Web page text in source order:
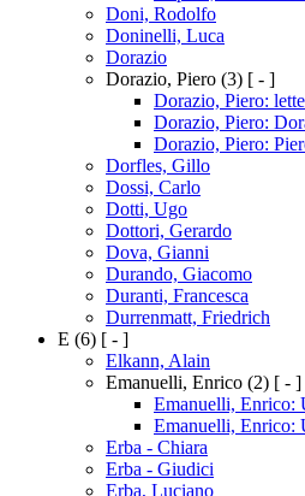
Doni, Rodolfo
Doninelli, Luca
Dorazio
Dorazio, Piero (3) [ - ]
Dorazio, Piero:
Dorazio, Piero:
Dorazio, Piero:
Dorfles, Gillo
Dossi, Carlo
Dotti, Ugo
Dottori, Gerardo
Dova, Gianni
Durando, Giacomo
Duranti, Francesca
Durrenmatt, Friedrich
E (6) [ - ]
Elkann, Alain
Emanuelli, Enrico (2) [ - ]
Emanuelli, Enrico:
Emanuelli, Enrico:
Erba - Chiara
Erba - Giudici
Erba, Luciano